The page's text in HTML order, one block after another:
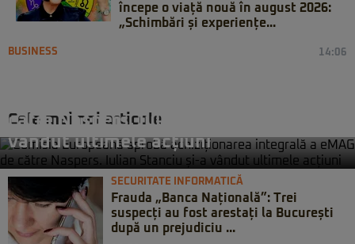
începe o viață nouă în august 2026:
„Schimbări și experiențe...
Cele mai noi articole
BUSINESS 14:06
către Naspers. Iulian Stanciu și-a
vândut ultimele acțiuni
SECURITATE INFORMATICĂ
Frauda „Banca Națională”: Trei
suspecți au fost arestați la București
după un prejudiciu ...